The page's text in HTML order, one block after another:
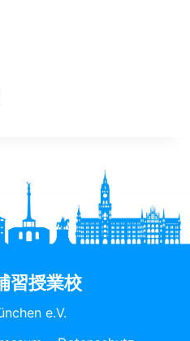
習授業校
e.V.